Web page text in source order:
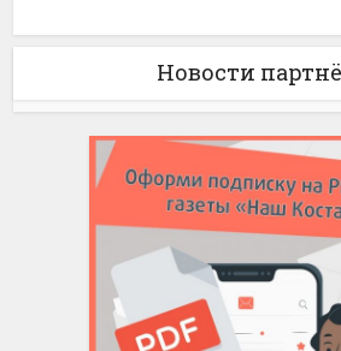
Новости